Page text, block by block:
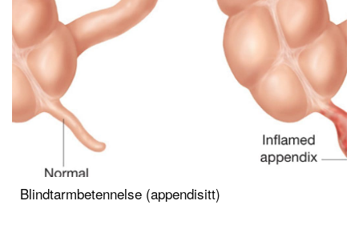
Blindtarmbetennelse (appendisitt)